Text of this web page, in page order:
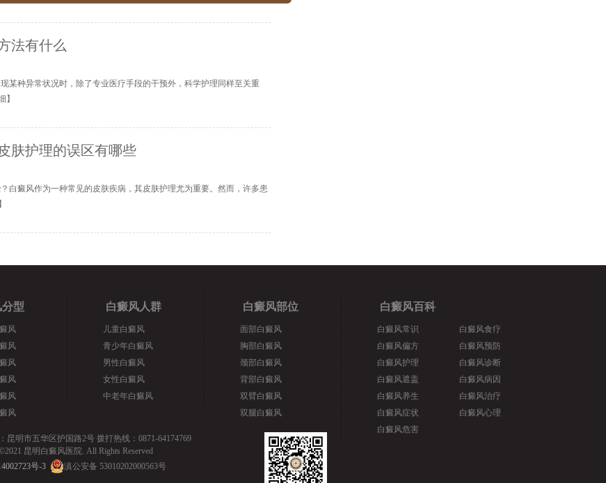
法有什么
某种异常状况时，除了专业医疗手段的干预外，科学护理同样至关重
】
肤护理的误区有哪些
白癜风作为一种常见的皮肤疾病，其皮肤护理尤为重要。然而，许多患
】
型
风
风
风
风
风
风
白癜风人群
儿童白癜风
青少年白癜风
男性白癜风
女性白癜风
中老年白癜风
白癜风部位
面部白癜风
胸部白癜风
颈部白癜风
背部白癜风
双臂白癜风
双腿白癜风
白癜风百科
白癜风常识
白癜风偏方
白癜风护理
白癜风遮盖
白癜风养生
白癜风症状
白癜风危害
白癜风食疗
白癜风预防
白癜风诊断
白癜风病因
白癜风治疗
白癜风心理
昆明市五华区护国路2号 拨打热线：0871-64174769
昆明白癜风医院. All Rights Reserved
号-3
滇公安备 53010202000563号